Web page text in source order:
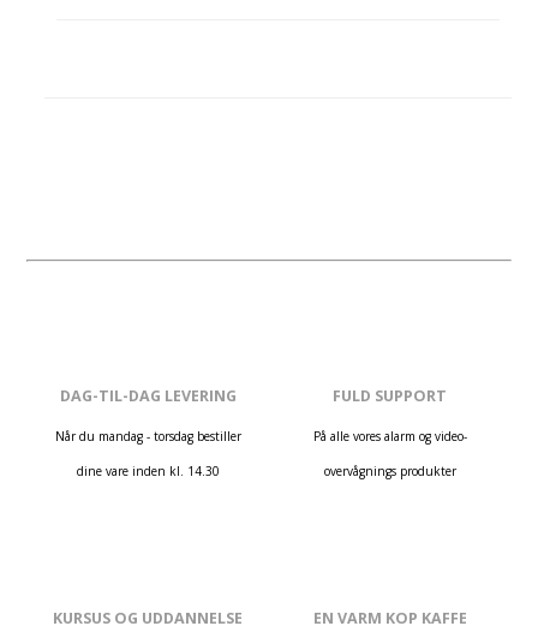
DAG-TIL-DAG LEVERING
Når du mandag - torsdag bestiller
dine vare inden kl. 14.30
FULD SUPPORT
På alle vores alarm og video-
overvågnings produkter
KURSUS OG UDDANNELSE EN VARM KOP KAFFE